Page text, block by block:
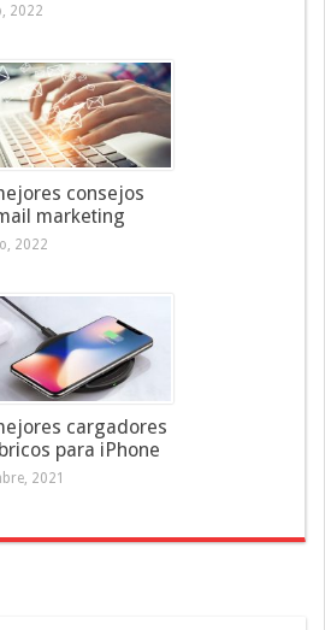
2022
consejos
marketing
2022
cargadores
para iPhone
2021